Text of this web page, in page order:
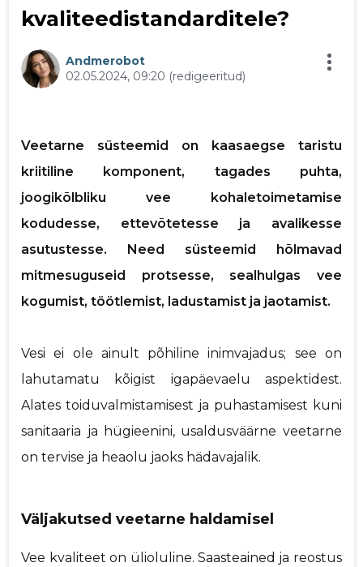
kvaliteedistandarditele?
Andmerobot
02.05.2024, 09:20 (redigeeritud)
Veetarne süsteemid on kaasaegse taristu
kriitiline komponent, tagades puhta,
joogikõlbliku vee kohaletoimetamise
kodudesse, ettevõtetesse ja avalikesse
asutustesse. Need süsteemid hõlmavad
mitmesuguseid protsesse, sealhulgas vee
kogumist, töötlemist, ladustamist ja jaotamist.
Vesi ei ole ainult põhiline inimvajadus; see on
lahutamatu kõigist igapäevaelu aspektidest.
Alates toiduvalmistamisest ja puhastamisest kuni
sanitaaria ja hügieenini, usaldusväärne veetarne
on tervise ja heaolu jaoks hädavajalik.
Väljakutsed veetarne haldamisel
Vee kvaliteet on ülioluline. Saasteained ja reostus
Saaja e-mail
Sinu nimi